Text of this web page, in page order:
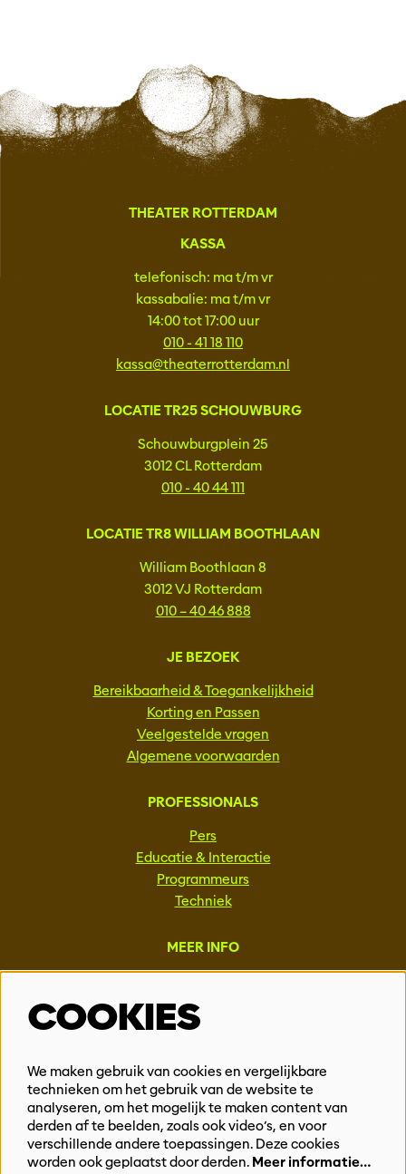
THEATER ROTTERDAM
KASSA
telefonisch: ma t/m vr
kassabalie: ma t/m vr
14:00 tot 17:00 uur
010 - 41 18 110
kassa@theaterrotterdam.nl
LOCATIE TR25 SCHOUWBURG
Schouwburgplein 25
3012 CL Rotterdam
010 - 40 44 111
LOCATIE TR8 WILLIAM BOOTHLAAN
William Boothlaan 8
3012 VJ Rotterdam
010 – 40 46 888
JE BEZOEK
Bereikbaarheid & Toegankelijkheid
Korting en Passen
Veelgestelde vragen
Algemene voorwaarden
PROFESSIONALS
Pers
Educatie & Interactie
Programmeurs
Techniek
MEER INFO
Vacatures
Events & Partnerships
Privacy
BLIJF OP DE HOOGTE
COOKIES
We maken gebruik van cookies en vergelijkbare
technieken om het gebruik van de website te
analyseren, om het mogelijk te maken content van
derden af te beelden, zoals ook video’s, en voor
verschillende andere toepassingen. Deze cookies
worden ook geplaatst door derden. Meer informatie…